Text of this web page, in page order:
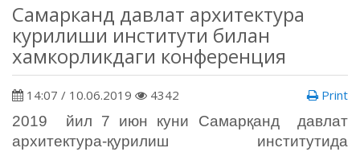
Самарканд давлат архитектура
курилиши институти билан
хамкорликдаги конференция
14:07 / 10.06.2019 4342 Print
2019
йил 7 июн куни Самарқанд давлат
архитектура-қурилиш институтида